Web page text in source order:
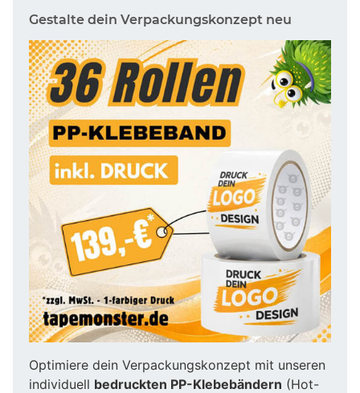
Gestalte dein Verpackungskonzept neu
Optimiere dein Verpackungskonzept mit unseren
individuell bedruckten PP-Klebebändern (Hot-